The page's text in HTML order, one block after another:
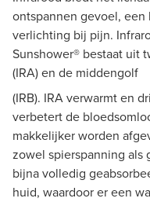
ontspannen gevoel,
verlichting bij pijn.
Sunshower® bestaat uit
(IRA) en de middengolf
(IRB). IRA verwarmt en
verbetert de
makkelijker worden
zowel spierspanning als
bijna volledig
huid, waardoor er een